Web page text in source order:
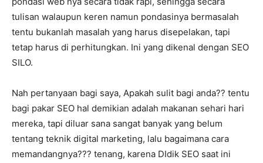
tulisan walaupun keren namun pondasinya bermasalah
tentu bukanlah masalah yang harus disepelakan, tapi
tetap harus di perhitungkan. Ini yang dikenal dengan SEO
SILO.
Nah pertanyaan bagi saya, Apakah sulit bagi anda?? tentu
bagi pakar SEO hal demikian adalah makanan sehari hari
mereka, tapi diluar sana sangat banyak yang belum
tentang teknik digital marketing, lalu bagaimana cara
memandangnya??? tenang, karena DIdik SEO saat ini